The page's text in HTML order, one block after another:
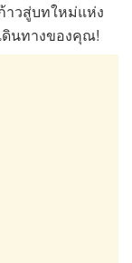
าวสู่บทใหม่แห่ง
ดินทางของคุณ!